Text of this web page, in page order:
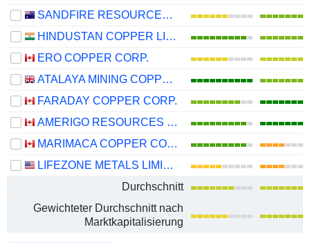
SANDFIRE RESOURCES LIMITED
HINDUSTAN COPPER LIMITED
ERO COPPER CORP.
ATALAYA MINING COPPER, S.A.
FARADAY COPPER CORP.
AMERIGO RESOURCES LTD.
MARIMACA COPPER CORP.
LIFEZONE METALS LIMITED
Durchschnitt
Gewichteter Durchschnitt nach
Marktkapitalisierung